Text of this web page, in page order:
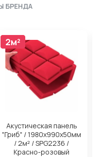
БРЕНДА
2м²
2м²
Акустическая панель
"Гриб" / 1980х990х50мм
/ 2м² / SPG2236 /
Красно-розовый